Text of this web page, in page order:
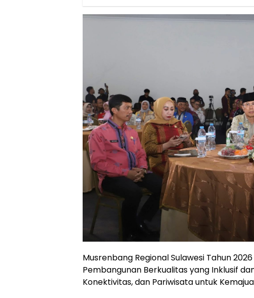
Musrenbang Regional Sulawesi Tahun
Pembangunan Berkualitas yang Inklusif
Konektivitas, dan Pariwisata untuk